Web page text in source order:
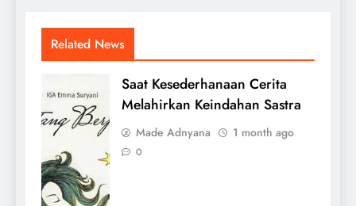
Related News
Saat Kesederhanaan Cerita
Melahirkan Keindahan Sastra
Made Adnyana 1 month ago
0